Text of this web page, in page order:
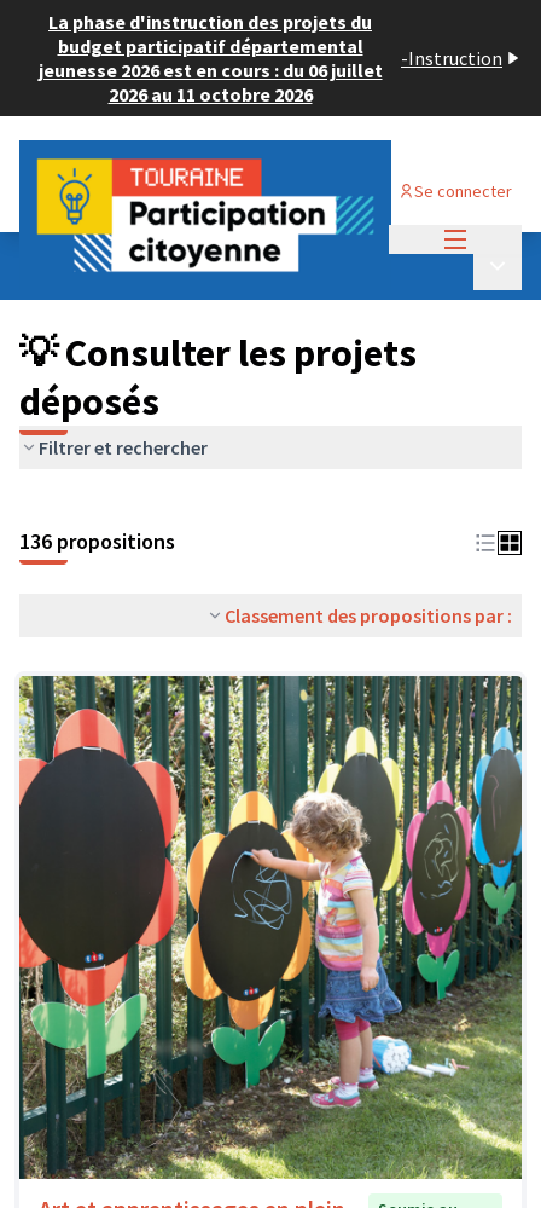
La phase d'instruction des projets du
budget participatif départemental
jeunesse 2026 est en cours : du 06 juillet
2026 au 11 octobre 2026
-Instruction
Se connecter
Budget Participatif JEUNESSE 2024
💡 Consulter les projets déposés
💡 Consulter les projets
déposés
Filtrer et rechercher
136 propositions
Classement des propositions par :